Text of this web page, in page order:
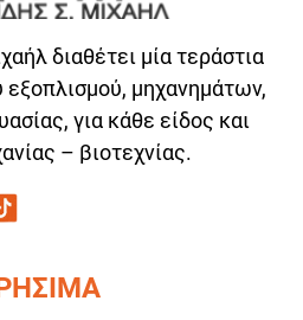
διαθέτει μία τεράστια
εξοπλισμού, μηχανημάτων,
για κάθε είδος και
– βιοτεχνίας.